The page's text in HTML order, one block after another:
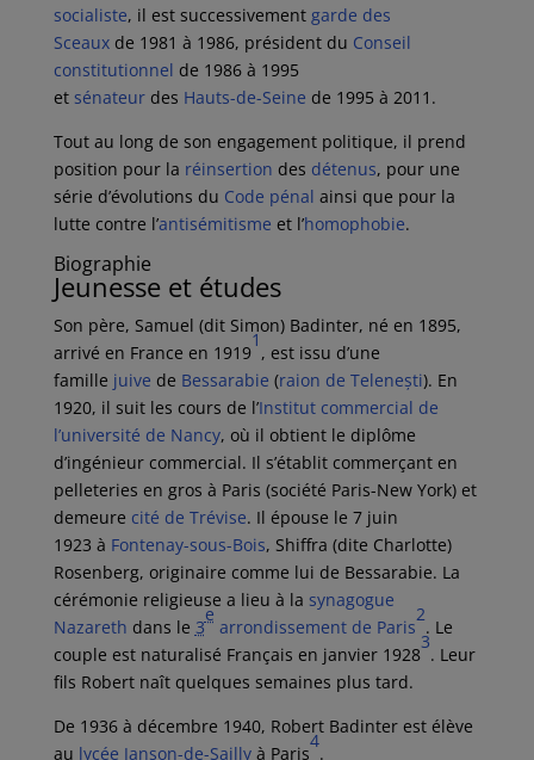
socialiste, il est successivement garde des
Sceaux de 1981 à 1986, président du Conseil
constitutionnel de 1986 à 1995
et sénateur des Hauts-de-Seine de 1995 à 2011 .
Tout au long de son engagement politique, il prend
position pour la réinsertion des détenus, pour une
série d’évolutions du Code pénal ainsi que pour la
lutte contre l’antisémitisme et l’homophobie.
Biographie
Jeunesse et études
Son père, Samuel (dit Simon) Badinter, né en 1895,
arrivé en France en 1919
1
, est issu d’une
famille juive de Bessarabie (raion de Telenești). En
1920, il suit les cours de l’Institut commercial de
l’université de Nancy, où il obtient le diplôme
d’ingénieur commercial. Il s’établit commerçant en
pelleteries en gros à Paris (société Paris-New York) et
demeure cité de Trévise. Il épouse le 7 juin
1923 à Fontenay-sous-Bois, Shiffra (dite Charlotte)
Rosenberg, originaire comme lui de Bessarabie. La
cérémonie religieuse a lieu à la synagogue
Nazareth dans le 3
e
arrondissement de Paris
2
. Le
couple est naturalisé Français en janvier 1928
3
. Leur
fils Robert naît quelques semaines plus tard.
De 1936 à décembre 1940, Robert Badinter est élève
au lycée Janson-de-Sailly à Paris
4
.